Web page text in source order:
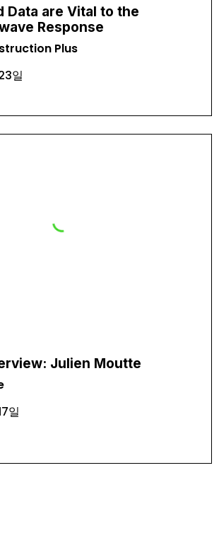
Data are Vital to the
Response
Plus
일
Julien Moutte
일